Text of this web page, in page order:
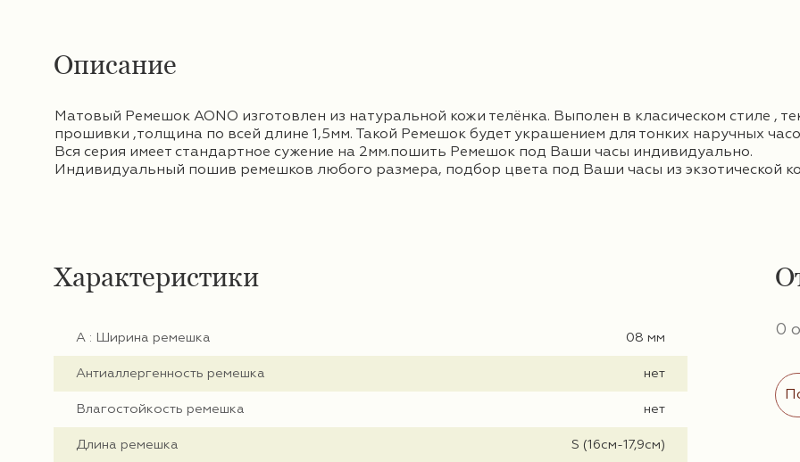
Описание
Матовый Ремешок AONO изготовлен из натуральной кожи телёнка. Выполен в класическом стиле ,
прошивки ,толщина по всей длине 1,5мм. Такой Ремешок будет украшением для тонких наручных
Вся серия имеет стандартное сужение на 2мм.пошить Ремешок под Ваши часы индивидуально.
Индивидуальный пошив ремешков любого размера, подбор цвета под Ваши часы из экзотической
Характеристики
А : Ширина ремешка 08 мм
Антиаллергенность ремешка нет
Влагостойкость ремешка нет
Длина ремешка S (16см-17,9см)
0